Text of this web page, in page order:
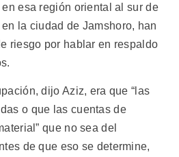
esa región oriental al sur de
la ciudad de Jamshoro, han
riesgo por hablar en respaldo
dijo Aziz, era que “las
o que las cuentas de
que no sea del
de que eso se determine,